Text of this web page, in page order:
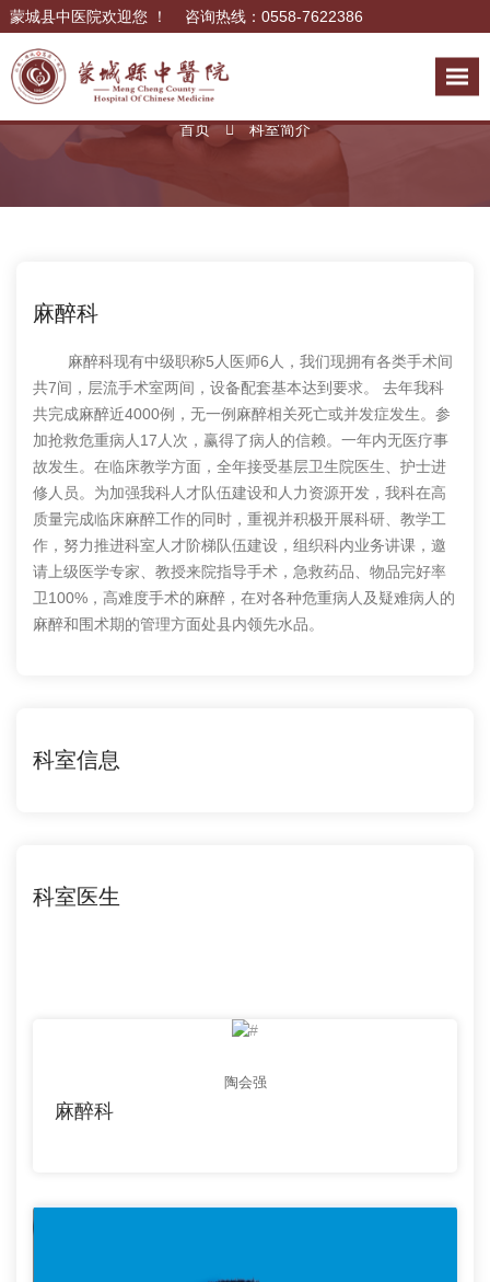
蒙城县中医院欢迎您 ！ 咨询热线：0558-7622386
科室简介
首页 科室简介
麻醉科
麻醉科现有中级职称5人医师6人，我们现拥有各类手术间
共7间，层流手术室两间，设备配套基本达到要求。 去年我科
共完成麻醉近4000例，无一例麻醉相关死亡或并发症发生。参
加抢救危重病人17人次，赢得了病人的信赖。一年内无医疗事
故发生。在临床教学方面，全年接受基层卫生院医生、护士进
修人员。为加强我科人才队伍建设和人力资源开发，我科在高
质量完成临床麻醉工作的同时，重视并积极开展科研、教学工
作，努力推进科室人才阶梯队伍建设，组织科内业务讲课，邀
请上级医学专家、教授来院指导手术，急救药品、物品完好率
卫100%，高难度手术的麻醉，在对各种危重病人及疑难病人的
麻醉和围术期的管理方面处县内领先水品。
科室信息
科室医生
陶会强
麻醉科